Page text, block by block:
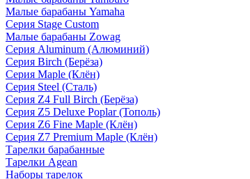
Малые барабаны Yamaha
Серия Stage Custom
Малые барабаны Zowag
Серия Aluminum (Алюминий)
Серия Birch (Берёза)
Серия Maple (Клён)
Серия Steel (Сталь)
Серия Z4 Full Birch (Берёза)
Серия Z5 Deluxe Poplar (Тополь)
Серия Z6 Fine Maple (Клён)
Серия Z7 Premium Maple (Клён)
Тарелки барабанные
Тарелки Agean
Наборы тарелок